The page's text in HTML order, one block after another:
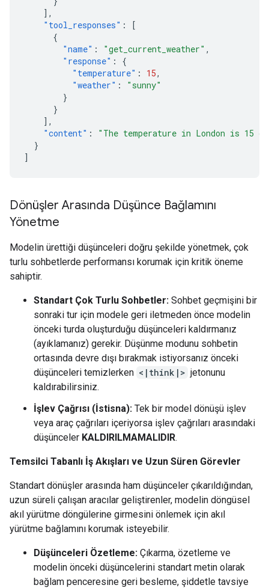
],
"tool_responses" :
[
{
"name" : "get_current_weather" ,
"response" :
{
"temperature" : 15,
"weather" :
"sunny"
}
}
],
"content" :
"The temperature in London is 15
}
]
Dönüşler Arasında Düşünce Bağlamını
Yönetme
Modelin ürettiği düşünceleri doğru şekilde yönetmek, çok
turlu sohbetlerde performansı korumak için kritik öneme
sahiptir.
Standart Çok Turlu Sohbetler: Sohbet geçmişini bir
sonraki tur için modele geri iletmeden önce modelin
önceki turda oluşturduğu düşünceleri kaldırmanız
(ayıklamanız) gerekir. Düşünme modunu sohbetin
ortasında devre dışı bırakmak istiyorsanız önceki
düşünceleri temizlerken <|think|> jetonunu
kaldırabilirsiniz.
İşlev Çağrısı (İstisna): Tek bir model dönüşü işlev
veya araç çağrıları içeriyorsa işlev çağrıları arasındaki
düşünceler KALDIRILMAMALIDIR.
Temsilci Tabanlı İş Akışları ve Uzun Süren Görevler
Standart dönüşler arasında ham düşünceler çıkarıldığından,
uzun süreli çalışan aracılar geliştirenler, modelin döngüsel
akıl yürütme döngülerine girmesini önlemek için akıl
yürütme bağlamını korumak isteyebilir.
Düşünceleri Özetleme: Çıkarma, özetleme ve
modelin önceki düşüncelerini standart metin olarak
bağlam penceresine geri besleme, şiddetle tavsiye